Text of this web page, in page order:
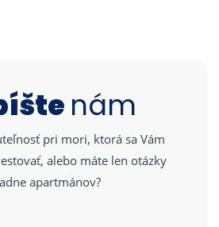
nám
pri mori, ktorá sa Vám
alebo máte len otázky
apartmánov?